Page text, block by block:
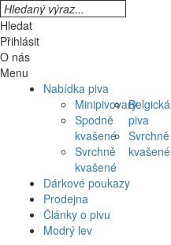
Hledat
Přihlásit
O nás
Menu
Nabídka piva
Minipivovary
Spodně
kvašené
Svrchně
kvašené
Belgická
piva
Svrchně
kvašené
Dárkové poukazy
Prodejna
Články o pivu
Modrý lev